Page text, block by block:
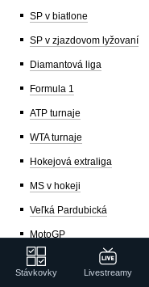
SP v biatlone
SP v zjazdovom lyžovaní
Diamantová liga
Formula 1
ATP turnaje
WTA turnaje
Hokejová extraliga
MS v hokeji
Veľká Pardubická
MotoGP
World Snooker Tour
Stávkovky Livestreamy